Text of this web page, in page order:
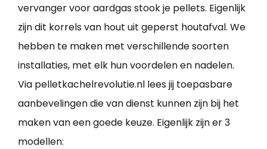
vervanger voor aardgas stook je pellets. Eigenlijk
zijn dit korrels van hout uit geperst houtafval. We
hebben te maken met verschillende soorten
installaties, met elk hun voordelen en nadelen.
Via pelletkachelrevolutie.nl lees jij toepasbare
aanbevelingen die van dienst kunnen zijn bij het
maken van een goede keuze. Eigenlijk zijn er 3
modellen: